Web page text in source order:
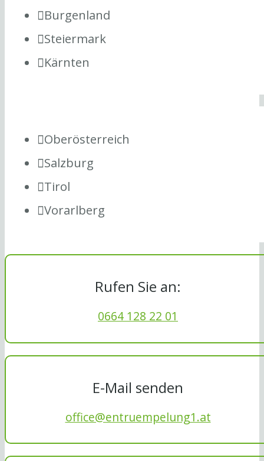
Burgenland
Steiermark
Kärnten
Oberösterreich
Salzburg
Tirol
Vorarlberg
Rufen Sie an:
0664 128 22 01
E-Mail senden
office@entruempelung1.at